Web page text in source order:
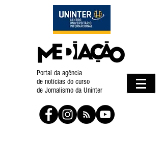
Portal da agência
de notícias do curso
de Jornalismo da Uninter